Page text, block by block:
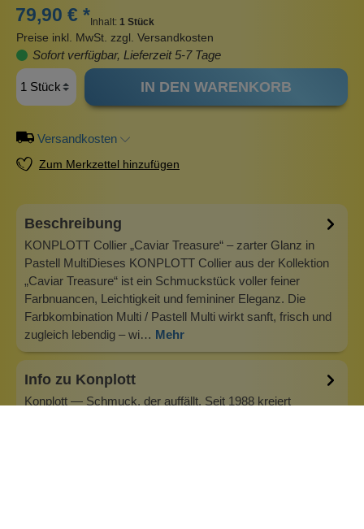
79,90 € * Inhalt: 1 Stück
Preise inkl. MwSt. zzgl. Versandkosten
Sofort verfügbar, Lieferzeit 5-7 Tage
IN DEN WARENKORB
Versandkosten
Zum Merkzettel hinzufügen
Beschreibung
KONPLOTT Collier „Caviar Treasure“ – zarter Glanz in
Pastell MultiDieses KONPLOTT Collier aus der Kollektion
„Caviar Treasure“ ist ein Schmuckstück voller feiner
Farbnuancen, Leichtigkeit und femininer Eleganz. Die
Farbkombination Multi / Pastell Multi wirkt sanft, frisch und
zugleich lebendig – wi… Mehr
Info zu Konplott
Konplott — Schmuck, der auffällt. Seit 1988 kreiert